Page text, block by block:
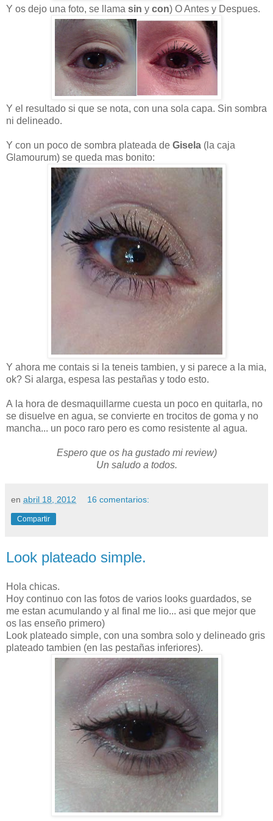
Y os dejo una foto, se llama sin y con) O Antes y Despues.
Y el resultado si que se nota, con una sola capa. Sin sombra
ni delineado.
Y con un poco de sombra plateada de Gisela (la caja
Glamourum) se queda mas bonito:
Y ahora me contais si la teneis tambien, y si parece a la mia,
ok? Si alarga, espesa las pestañas y todo esto.
A la hora de desmaquillarme cuesta un poco en quitarla, no
se disuelve en agua, se convierte en trocitos de goma y no
mancha... un poco raro pero es como resistente al agua.
Espero que os ha gustado mi review)
Un saludo a todos.
en abril 18, 2012 16 comentarios:
Compartir
Look plateado simple.
Hola chicas.
Hoy continuo con las fotos de varios looks guardados, se
me estan acumulando y al final me lio... asi que mejor que
os las enseño primero)
Look plateado simple, con una sombra solo y delineado gris
plateado tambien (en las pestañas inferiores).